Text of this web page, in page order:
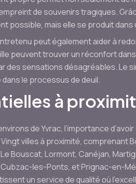
de souvenirs tragiques.
possible, mais elle se produit
peut également aider à
peuvent trouver un réconfort
des sensations désagréables. Le
le processus de deuil.
à
de Yvrac, l’importance
villes à proximité, comprenant
Bouscat, Lormont, Canéjan,
les-Ponts, et Prignac-en-
un service de qualité où